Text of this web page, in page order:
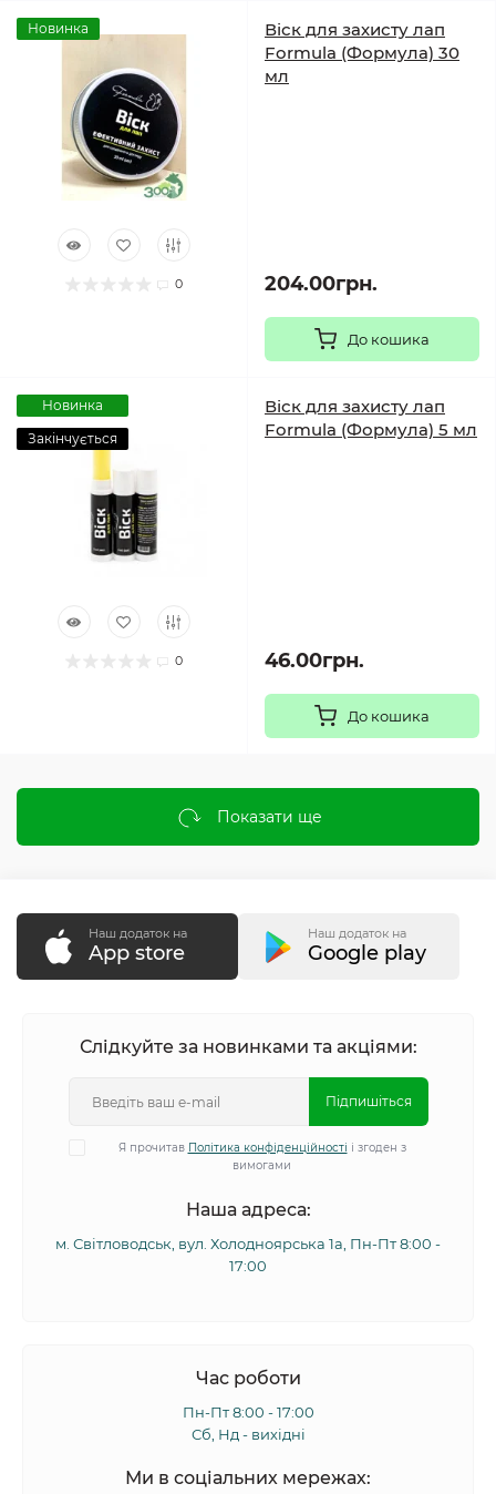
Новинка
0
Віск для захисту лап
Formula (Формула) 30
мл
204.00грн.
До кошика
Новинка
Закінчується
0
Віск для захисту лап
Formula (Формула) 5 мл
46.00грн.
До кошика
Показати ще
Наш додаток на
App store
Наш додаток на
Google play
Слідкуйте за новинками та акціями:
Підпишіться
Я прочитав Політика конфіденційності і згоден з
вимогами
Наша адреса:
м. Світловодськ, вул. Холодноярська 1а, Пн-Пт 8:00 -
17:00
Час роботи
Пн-Пт 8:00 - 17:00
Сб, Нд - вихідні
Ми в соціальних мережах: